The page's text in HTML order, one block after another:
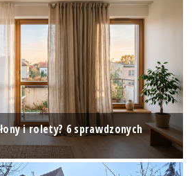
i rolety? 6 sprawdzonych